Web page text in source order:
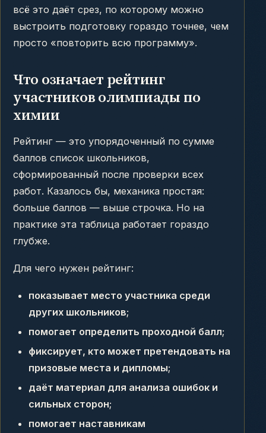
всё это даёт срез, по которому можно
выстроить подготовку гораздо точнее, чем
просто «повторить всю программу».
Что означает рейтинг
участников олимпиады по
химии
Рейтинг — это упорядоченный по сумме
баллов список школьников,
сформированный после проверки всех
работ. Казалось бы, механика простая:
больше баллов — выше строчка. Но на
практике эта таблица работает гораздо
глубже.
Для чего нужен рейтинг:
показывает место участника среди
других школьников;
помогает определить проходной балл;
фиксирует, кто может претендовать на
призовые места и дипломы;
даёт материал для анализа ошибок и
сильных сторон;
помогает наставникам